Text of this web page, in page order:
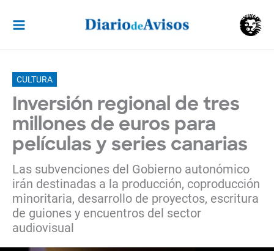
contenido
CULTURA
Inversión regional de tres
millones de euros para
películas y series canarias
Las subvenciones del Gobierno autonómico
irán destinadas a la producción, coproducción
minoritaria, desarrollo de proyectos, escritura
de guiones y encuentros del sector
audiovisual